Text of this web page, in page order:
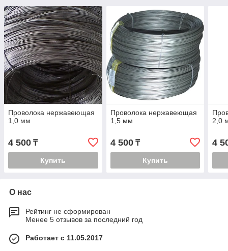
Проволока нержавеющая
1,0 мм
4 500 ₸
Купить
Проволока нержавеющая
1,5 мм
4 500₸
Купить
2,0
4
О нас
Рейтинг не сформирован
Менее 5 отзывов за последний год
Работает с 11.05.2017